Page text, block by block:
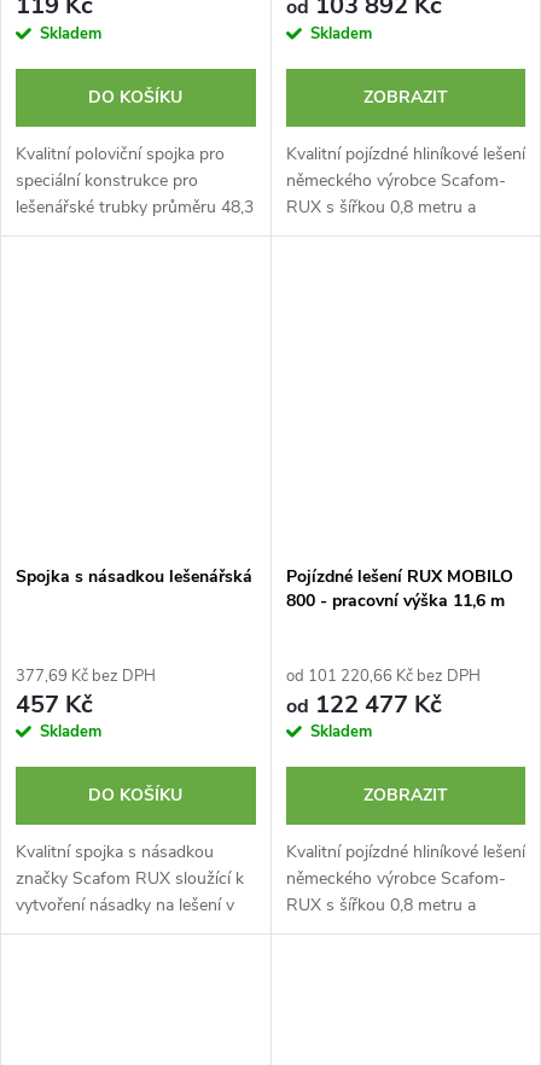
Skladem
DO KOŠÍKU
Kvalitní poloviční spojka pro
speciální konstrukce pro
lešenářské trubky průměru 48,3
mm. Lze svařovat nebo
od
Skladem
ZOBRAZIT
Kvalitní pojízdné hliníkové lešení
německého výrobce Scafom-
RUX s šířkou 0,8 metru a
výškou 10,6 m. Typ MOBILO
Spojka s násadkou lešenářská
377,69 Kč bez DPH
457 Kč
Skladem
DO KOŠÍKU
Kvalitní spojka s násadkou
značky Scafom RUX sloužící k
vytvoření násadky na lešení v
místech, kde to systém lešení
Pojízdné lešení RUX MOBILO
800 - pracovní výška 11,6 m
od 101 220,66 Kč bez DPH
od 122 477 Kč
Skladem
ZOBRAZIT
Kvalitní pojízdné hliníkové lešení
německého výrobce Scafom-
RUX s šířkou 0,8 metru a
výškou 11,6 m. Typ MOBILO